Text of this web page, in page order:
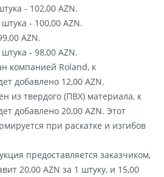
- 102,00 AZN.
- 100,00 AZN.
AZN.
- 98,00 AZN.
компанией Roland, к
добавлено 12,00 AZN.
из твердого (ПВХ) материала, к
добавлено 20,00 AZN. Этот
при раскатке и изгибов
предоставляется заказчиком,
20,00 AZN за 1 штуку, и 15,00